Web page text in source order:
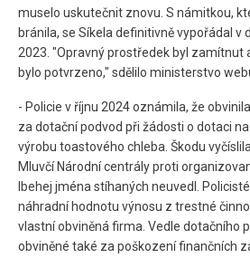
muselo uskutečnit znovu. S námitkou,
bránila, se Síkela definitivně vypořádal v
2023. "Opravný prostředek byl zamítnut
bylo potvrzeno," sdělilo ministerstvo
- Policie v říjnu 2024 oznámila, že
za dotační podvod při žádosti o dotaci
výrobu toastového chleba. Škodu
Mluvčí Národní centrály proti
Ibehej jména stíhaných neuvedl.
náhradní hodnotu výnosu z trestné
vlastní obviněná firma. Vedle dotačního
obviněné také za poškození finančních